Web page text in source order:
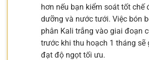
hơn nếu bạn kiểm soát tốt chế
dưỡng và nước tưới. Việc bón
phân Kali trắng vào giai đoạn
trước khi thu hoạch 1 tháng sẽ
đạt độ ngọt tối ưu.